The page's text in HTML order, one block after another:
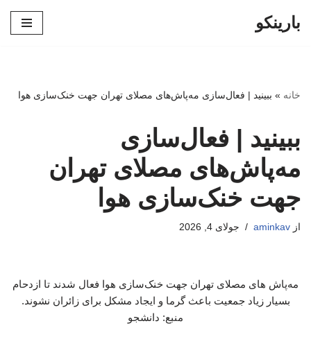
بارینکو
خانه » ببینید | فعال‌سازی مه‌پاش‌های مصلای تهران جهت خنک‌سازی هوا
ببینید | فعال‌سازی
مه‌پاش‌های مصلای تهران
جهت خنک‌سازی هوا
از aminkav جولای 4, 2026
مه‌پاش های مصلای تهران جهت خنک‌سازی هوا فعال شدند تا ازدحام
بسیار زیاد جمعیت باعث گرما و ایجاد مشکل برای زائران نشوند.
منبع: دانشجو